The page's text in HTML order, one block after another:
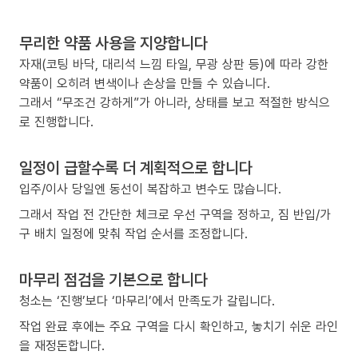
무리한 약품 사용을 지양합니다
자재(코팅 바닥, 대리석 느낌 타일, 무광 상판 등)에 따라 강한
약품이 오히려 변색이나 손상을 만들 수 있습니다.
그래서 “무조건 강하게”가 아니라, 상태를 보고 적절한 방식으
로 진행합니다.
일정이 급할수록 더 계획적으로 합니다
입주/이사 당일엔 동선이 복잡하고 변수도 많습니다.
그래서 작업 전 간단한 체크로 우선 구역을 정하고, 짐 반입/가
구 배치 일정에 맞춰 작업 순서를 조정합니다.
마무리 점검을 기본으로 합니다
청소는 ‘진행’보다 ‘마무리’에서 만족도가 갈립니다.
작업 완료 후에는 주요 구역을 다시 확인하고, 놓치기 쉬운 라인
을 재정돈합니다.